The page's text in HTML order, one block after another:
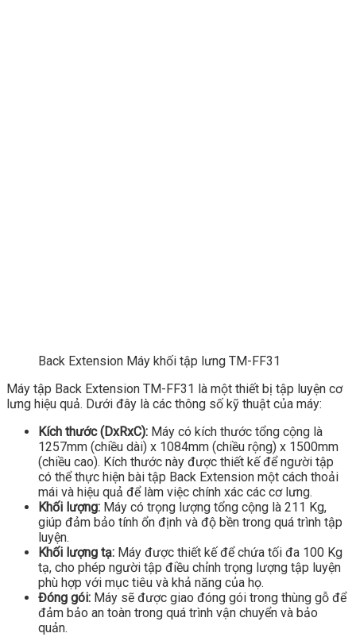
Back Extension Máy khối tập lưng TM-FF31
Máy tập Back Extension TM-FF31 là một thiết bị tập luyện cơ
lưng hiệu quả. Dưới đây là các thông số kỹ thuật của máy:
Kích thước (DxRxC): Máy có kích thước tổng cộng là
1257mm (chiều dài) x 1084mm (chiều rộng) x 1500mm
(chiều cao). Kích thước này được thiết kế để người tập
có thể thực hiện bài tập Back Extension một cách thoải
mái và hiệu quả để làm việc chính xác các cơ lưng.
Khối lượng: Máy có trọng lượng tổng cộng là 211 Kg,
giúp đảm bảo tính ổn định và độ bền trong quá trình tập
luyện.
Khối lượng tạ: Máy được thiết kế để chứa tối đa 100 Kg
tạ, cho phép người tập điều chỉnh trọng lượng tập luyện
phù hợp với mục tiêu và khả năng của họ.
Đóng gói: Máy sẽ được giao đóng gói trong thùng gỗ để
đảm bảo an toàn trong quá trình vận chuyển và bảo
quản.